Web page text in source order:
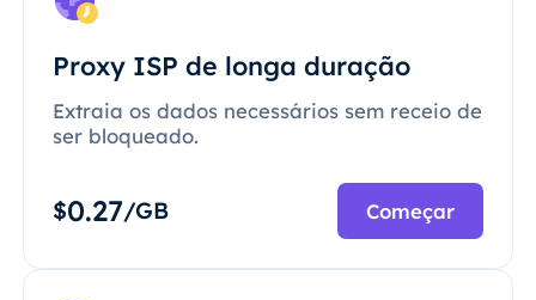
Proxy ISP de longa duração
Extraia os dados necessários sem receio de
ser bloqueado.
$0.27/GB Começar